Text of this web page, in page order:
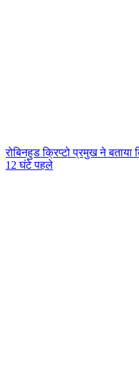
रोबिनहुड क्रिप्टो प्रमुख ने
12 घंटे पहले